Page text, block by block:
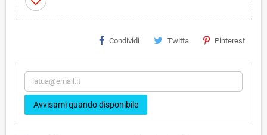
Condividi Twitta Pinterest
Avvisami quando disponibile